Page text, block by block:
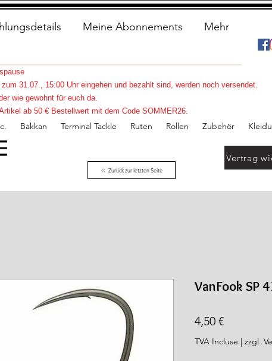
Meine Abonnements Mehr
Bakkan Terminal Tackle Ruten Rollen Zubehör
31.07., 15:00 Uhr eingehen und bezahlt sind, werden noch versendet.
wie gewohnt für euch da.
ab 50 € Bestellwert mit dem Code SOMMER26.
Vertrag
Zurück zur letzten Seite
VanFook SP
4,50 €Prix
TVA Incluse | zzgl.